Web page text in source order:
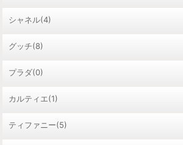
シャネル(4)
グッチ(8)
プラダ(0)
カルティエ(1)
ティファニー(5)